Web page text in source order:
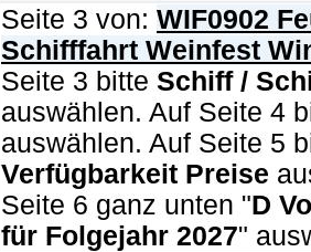
Seite 3 von: WIF0902
Schifffahrt Weinfest
Seite 3 bitte Schiff /
auswählen. Auf Seite 4
auswählen. Auf Seite 5
Verfügbarkeit Preise
Seite 6 ganz unten "D
für Folgejahr 2027"